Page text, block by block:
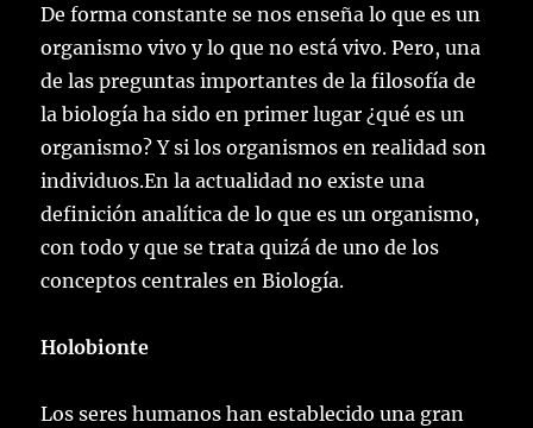
De forma constante se nos enseña lo que es un
organismo vivo y lo que no está vivo. Pero, una
de las preguntas importantes de la filosofía de
la biología ha sido en primer lugar ¿qué es un
organismo? Y si los organismos en realidad son
individuos.En la actualidad no existe una
definición analítica de lo que es un organismo,
con todo y que se trata quizá de uno de los
conceptos centrales en Biología.
Holobionte
Los seres humanos han establecido una gran